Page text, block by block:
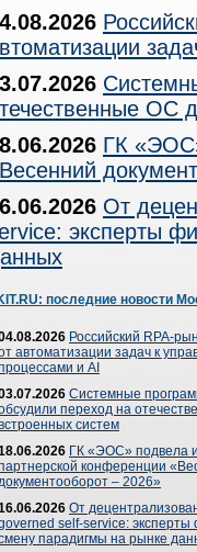
ОС
ГК
От
эксперты
последние новости
Российский RPA-
автоматизации задач к
и AI
Системные
переход на
систем
ГК «ЭОС» подвела
конференции
– 2026»
От
self-service: эксперты
парадигмы на рынке